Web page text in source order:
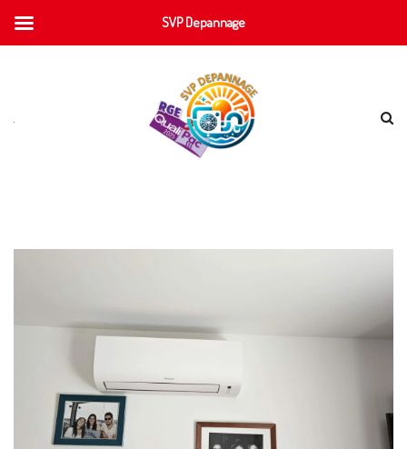
SVP Depannage